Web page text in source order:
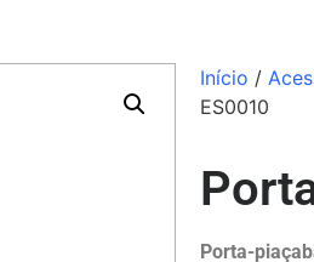
Início /
ES0010
Porta-